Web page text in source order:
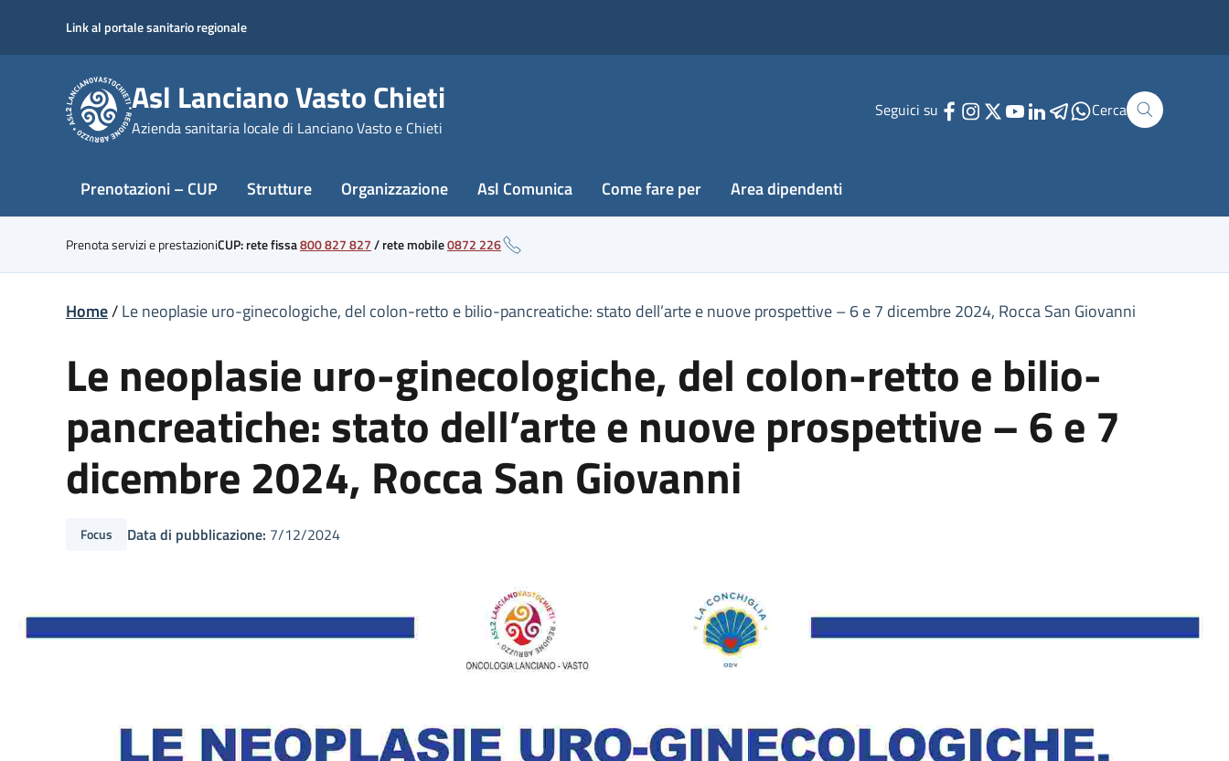
content
Link al portale sanitario regionale
Asl Lanciano Vasto Chieti
Azienda sanitaria locale di Lanciano Vasto e Chieti
Seguici su Cerca
Prenotazioni – CUP Strutture Organizzazione Asl Comunica Come fare per Area dipendenti
Prenota servizi e prestazioniCUP: rete fissa800 827 827/rete mobile0872 226
Home/Le neoplasie uro-ginecologiche, del colon-retto e bilio-pancreatiche: stato dell’arte e nuove prospettive – 6 e 7 dicembre 2024, Rocca San Giovanni
Le neoplasie uro-ginecologiche, del colon-retto e bilio-
pancreatiche: stato dell’arte e nuove prospettive – 6 e 7
dicembre 2024, Rocca San Giovanni
Focus Data di pubblicazione: 7/12/2024